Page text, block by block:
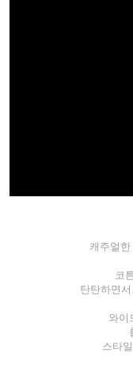
캐주얼
코
탄탄하면
와이
스타